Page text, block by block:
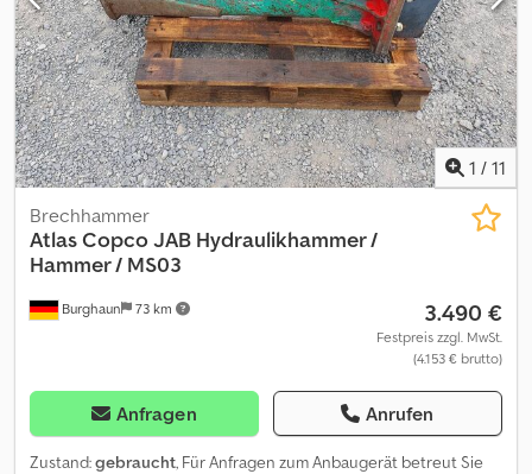
1 / 11
Burghaun 73 km
Brechhammer
Atlas CopcoJAB Hydraulikhammer /
Hammer / MS03
3.490 €
Festpreis zzgl. MwSt.
(4.153 € brutto)
Anfragen Anrufen
Zustand:gebraucht, Für Anfragen zum Anbaugerät betreut Sie